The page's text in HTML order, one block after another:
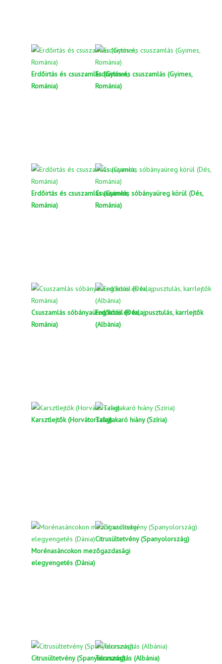
Erdőirtás és csuszamlás (Gyimes,
Románia)
Erdőirtás és csuszamlás (Gyimes,
Románia)
Erdőirtás és csuszamlás (Gyimes,
Románia)
Csuszamlás sóbányaüreg körül (Dés,
Románia)
Csuszamlás sóbányaüreg körül (Dés,
Románia)
Erdőirtás és talajpusztulás, karrlejtők
(Albánia)
Karsztlejtők (Horvátország)Talajtakaró hiány (Szíria)
Morénasáncokon mezőgazdasági
elegyengetés (Dánia)
Citrusültetvény (Spanyolország)
Citrusültetvény (Spanyolország)Teraszosítás (Albánia)